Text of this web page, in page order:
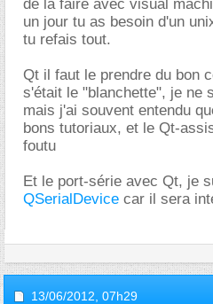
de la faire avec visual
un jour tu as besoin d'un
tu refais tout.
Qt il faut le prendre du bon
s'était le "blanchette", je ne
mais j'ai souvent entendu
bons tutoriaux, et le Qt-
foutu
Et le port-série avec Qt, je
QSerialDevice car il sera
13/06/2012, 07h29